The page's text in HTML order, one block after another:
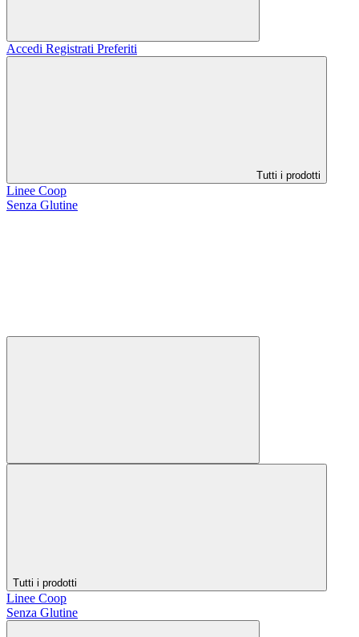
Accedi Registrati Preferiti
Tutti i prodotti
Linee Coop
Senza Glutine
Tutti i prodotti
Linee Coop
Senza Glutine